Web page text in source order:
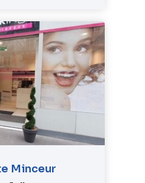
Minceur